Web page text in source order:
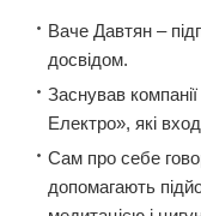
Ваче Давтян –
досвідом.
Заснував
Електро», які
Сам про себе
допомагають